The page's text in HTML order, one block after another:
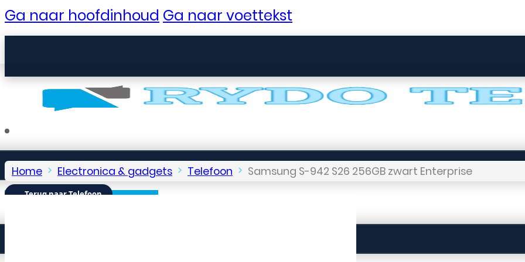
Ga naar hoofdinhoud Ga naar voettekst
Home Electronica & gadgets Telefoon Samsung S-942 S26 256GB zwart Enterprise
← Terug naar Telefoon